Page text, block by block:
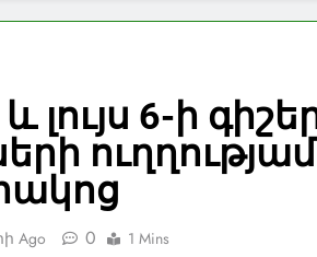
6-ի
Ago 0 1 Mins